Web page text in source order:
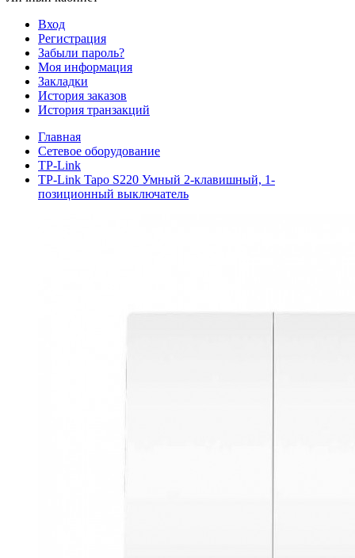
Вход
Регистрация
Забыли пароль?
Моя информация
Закладки
История заказов
История транзакций
Главная
Сетевое оборудование
TP-Link
TP-Link Tapo S220 Умный 2-клавишный, 1-
позиционный выключатель